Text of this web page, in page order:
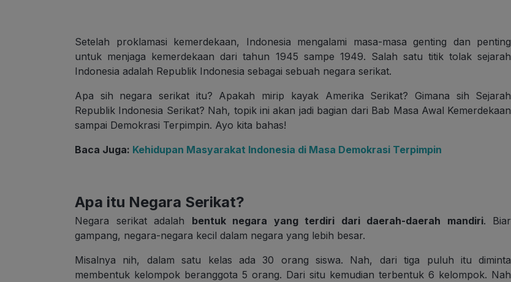
Setelah proklamasi kemerdekaan, Indonesia mengalami masa-masa genting dan penting
untuk menjaga kemerdekaan dari tahun 1945 sampe 1949. Salah satu titik tolak sejarah
Indonesia adalah Republik Indonesia sebagai sebuah negara serikat.
Apa sih negara serikat itu? Apakah mirip kayak Amerika Serikat? Gimana sih Sejarah
Republik Indonesia Serikat? Nah, topik ini akan jadi bagian dari Bab Masa Awal Kemerdekaan
sampai Demokrasi Terpimpin. Ayo kita bahas!
Baca Juga: Kehidupan Masyarakat Indonesia di Masa Demokrasi Terpimpin
Apa itu Negara Serikat?
Negara serikat adalah bentuk negara yang terdiri dari daerah-daerah mandiri. Biar
gampang, negara-negara kecil dalam negara yang lebih besar.
Misalnya nih, dalam satu kelas ada 30 orang siswa. Nah, dari tiga puluh itu diminta
membentuk kelompok beranggota 5 orang. Dari situ kemudian terbentuk 6 kelompok. Nah